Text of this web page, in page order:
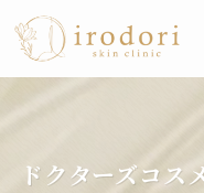
ドクターズコス